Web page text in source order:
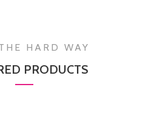
HARD WAY
PRODUCTS